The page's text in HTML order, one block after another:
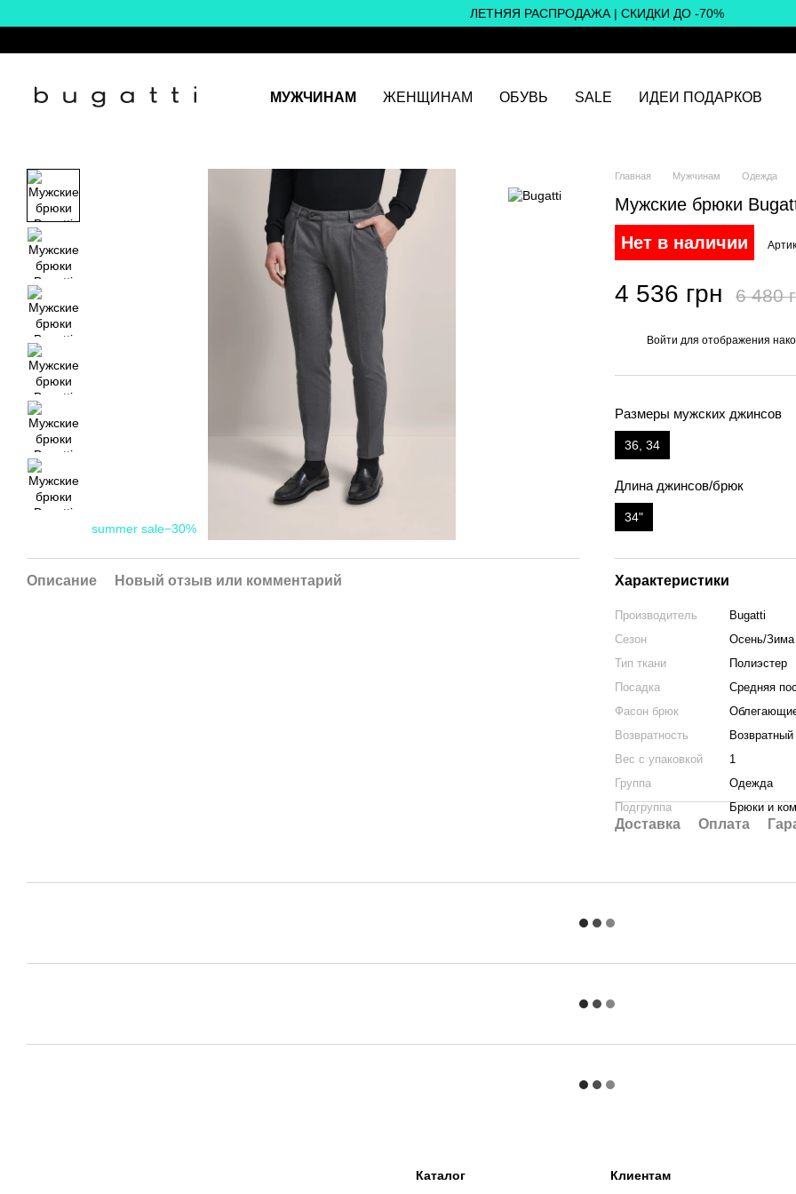
ЛЕТНЯЯ РАСПРОДАЖА | СКИДКИ ДО -70%
МУЖЧИНАМ ЖЕНЩИНАМ ОБУВЬ SALE ИДЕИ ПОДАРКОВ
summer sale−30%
Описание Новый отзыв или комментарий
Главная Мужчинам Одежда
Мужские брюки
Нет в наличии
4 536 грн 6 480
Войти для отображения
Размеры мужских джинсов
36, 34
Длина джинсов/брюк
34"
Характеристики
Производитель
Bugatti
Сезон
Осень/Зима
Тип ткани
Полиэстер
Посадка
Средняя
Фасон брюк
Возвратность
Возвратный
Вес с упаковкой
1
Группа
Одежда
Подгруппа
Брюки и
Доставка Оплата
Каталог Клиентам